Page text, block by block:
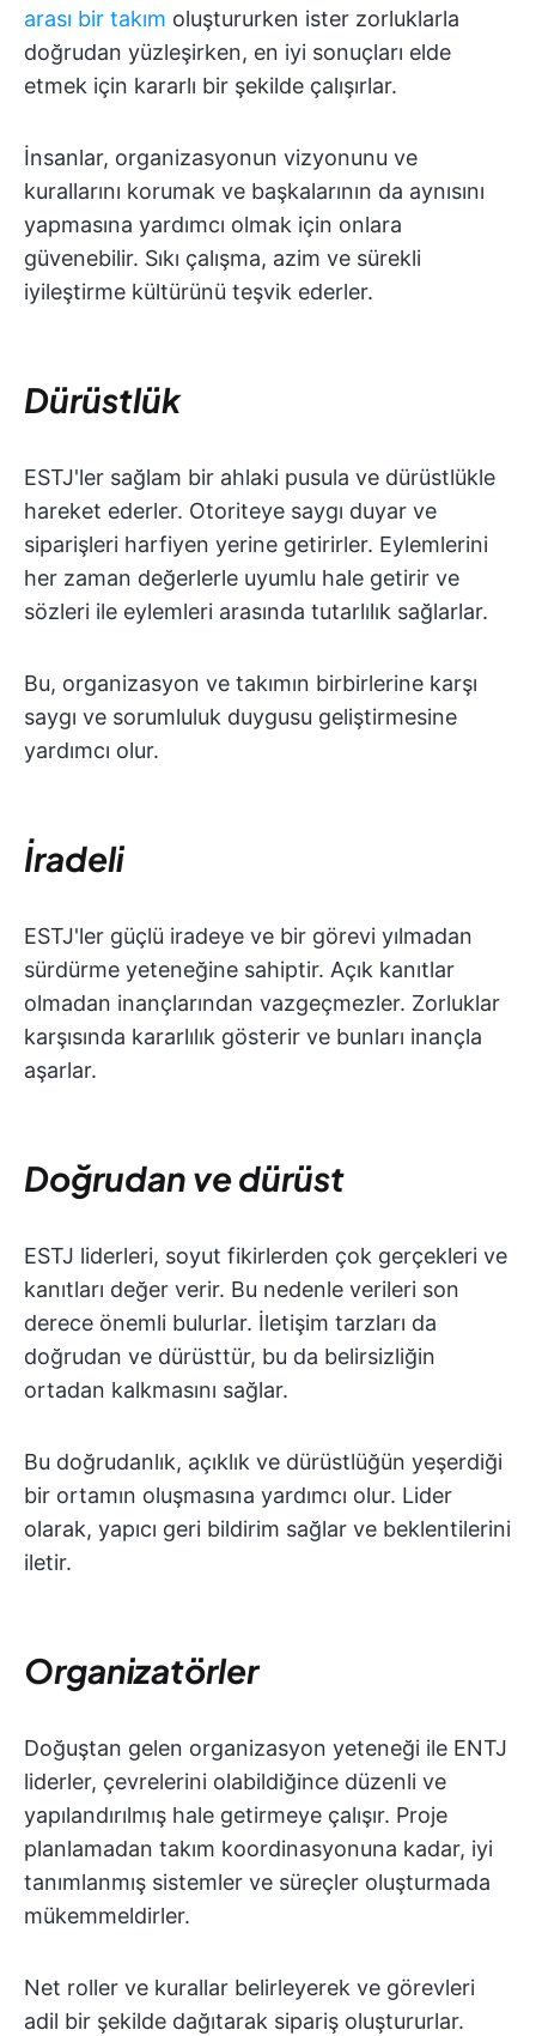
arası bir takım oluştururken ister zorluklarla
doğrudan yüzleşirken, en iyi sonuçları elde
etmek için kararlı bir şekilde çalışırlar.
İnsanlar, organizasyonun vizyonunu ve
kurallarını korumak ve başkalarının da aynısını
yapmasına yardımcı olmak için onlara
güvenebilir. Sıkı çalışma, azim ve sürekli
iyileştirme kültürünü teşvik ederler.
Dürüstlük
ESTJ'ler sağlam bir ahlaki pusula ve dürüstlükle
hareket ederler. Otoriteye saygı duyar ve
siparişleri harfiyen yerine getirirler. Eylemlerini
her zaman değerlerle uyumlu hale getirir ve
sözleri ile eylemleri arasında tutarlılık sağlarlar.
Bu, organizasyon ve takımın birbirlerine karşı
saygı ve sorumluluk duygusu geliştirmesine
yardımcı olur.
İradeli
ESTJ'ler güçlü iradeye ve bir görevi yılmadan
sürdürme yeteneğine sahiptir. Açık kanıtlar
olmadan inançlarından vazgeçmezler. Zorluklar
karşısında kararlılık gösterir ve bunları inançla
aşarlar.
Doğrudan ve dürüst
ESTJ liderleri, soyut fikirlerden çok gerçekleri ve
kanıtları değer verir. Bu nedenle verileri son
derece önemli bulurlar. İletişim tarzları da
doğrudan ve dürüsttür, bu da belirsizliğin
ortadan kalkmasını sağlar.
Bu doğrudanlık, açıklık ve dürüstlüğün yeşerdiği
bir ortamın oluşmasına yardımcı olur. Lider
olarak, yapıcı geri bildirim sağlar ve beklentilerini
iletir.
Organizatörler
Doğuştan gelen organizasyon yeteneği ile ENTJ
liderler, çevrelerini olabildiğince düzenli ve
yapılandırılmış hale getirmeye çalışır. Proje
planlamadan takım koordinasyonuna kadar, iyi
tanımlanmış sistemler ve süreçler oluşturmada
mükemmeldirler.
Net roller ve kurallar belirleyerek ve görevleri
adil bir şekilde dağıtarak sipariş oluştururlar.